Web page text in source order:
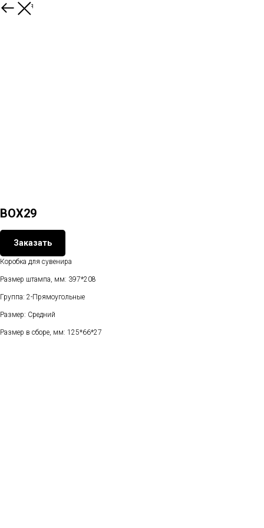
Вернуться
BOX29
Заказать
Коробка для сувенира
Размер штампа, мм: 397*208
Группа: 2-Прямоугольные
Размер: Средний
Размер в сборе, мм: 125*66*27